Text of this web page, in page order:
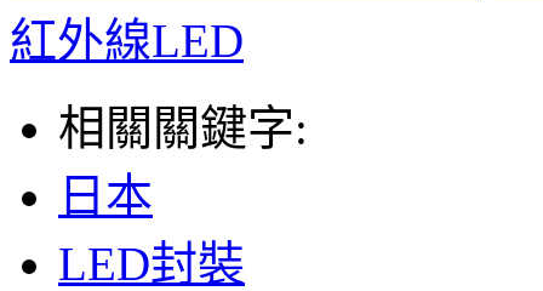
紅外線LED
相關關鍵字:
日本
LED封裝